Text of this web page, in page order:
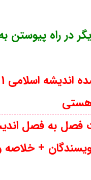
در راه پیوستن
هستی
فصل به فصل
+ خلاصه